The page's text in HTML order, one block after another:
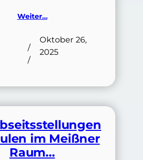
Weiter…
/
/
Oktober 26,
2025
im Meißner
Raum…